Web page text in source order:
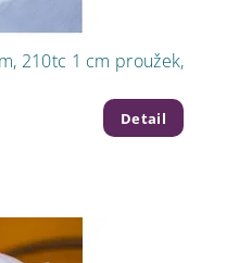
210tc 1 cm proužek,
Detail